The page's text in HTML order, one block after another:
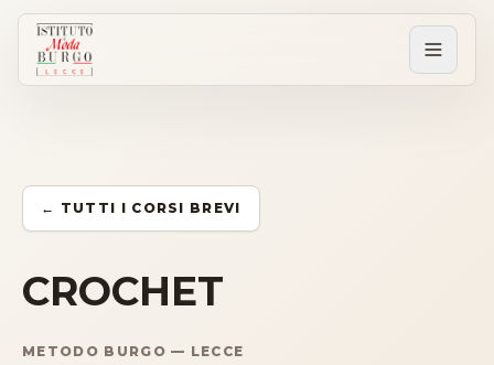
Tutti i corsi
← TUTTI I CORSI BREVI
CROCHET
METODO BURGO — LECCE